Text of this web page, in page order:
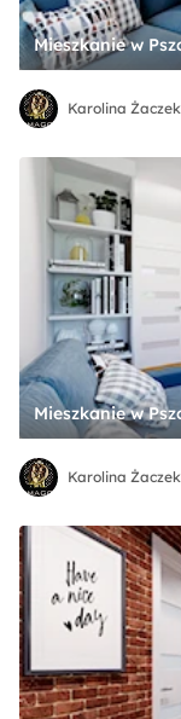
Karolina Żaczek
Karolina Żaczek